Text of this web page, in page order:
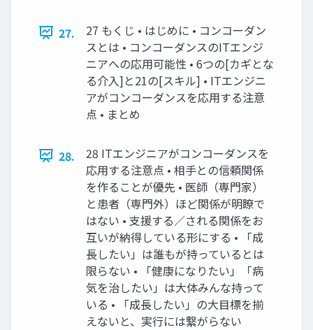
27.
27 もくじ • はじめに • コンコーダン
スとは • コンコーダンスのITエンジ
ニアへの応用可能性 • 6つの[カギとな
る介入]と21の[スキル] • ITエンジニ
アがコンコーダンスを応用する注意
点 • まとめ
28.
28 ITエンジニアがコンコーダンスを
応用する注意点 • 相手との信頼関係
を作ることが優先 • 医師（専門家）
と患者（専門外）ほど関係が明瞭で
はない • 支援する／される関係をお
互いが納得している形にする • 「成
長したい」は誰もが持っているとは
限らない • 「健康になりたい」「病
気を治したい」は大体みんな持って
いる • 「成長したい」の大目標を揃
えないと、実行には繋がらない